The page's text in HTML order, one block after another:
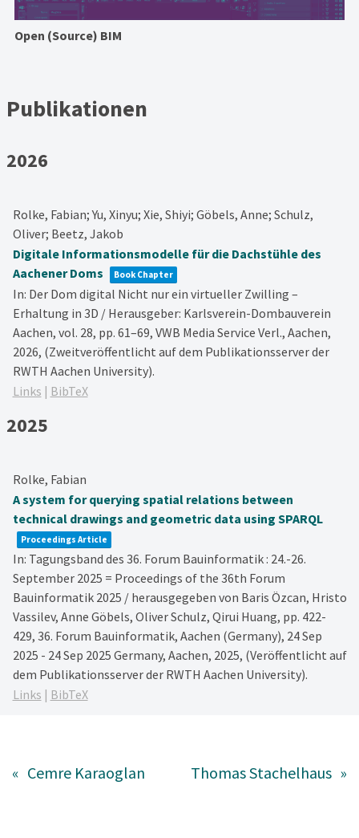
Open (Source) BIM
Publikationen
2026
Rolke, Fabian; Yu, Xinyu; Xie, Shiyi; Göbels, Anne; Schulz,
Oliver; Beetz, Jakob
Digitale Informationsmodelle für die Dachstühle des
Aachener Doms
Book Chapter
In: Der Dom digital Nicht nur ein virtueller Zwilling –
Erhaltung in 3D / Herausgeber: Karlsverein-Dombauverein
Aachen, vol. 28, pp. 61–69, VWB Media Service Verl., Aachen,
2026, (Zweitveröffentlicht auf dem Publikationsserver der
RWTH Aachen University).
Links | BibTeX
2025
Rolke, Fabian
A system for querying spatial relations between
technical drawings and geometric data using SPARQL
Proceedings Article
In: Tagungsband des 36. Forum Bauinformatik : 24.-26.
September 2025 = Proceedings of the 36th Forum
Bauinformatik 2025 / herausgegeben von Baris Özcan, Hristo
Vassilev, Anne Göbels, Oliver Schulz, Qirui Huang, pp. 422-
429, 36. Forum Bauinformatik, Aachen (Germany), 24 Sep
2025 - 24 Sep 2025 Germany, Aachen, 2025, (Veröffentlicht auf
dem Publikationsserver der RWTH Aachen University).
Links | BibTeX
« Cemre Karaoglan Thomas Stachelhaus »